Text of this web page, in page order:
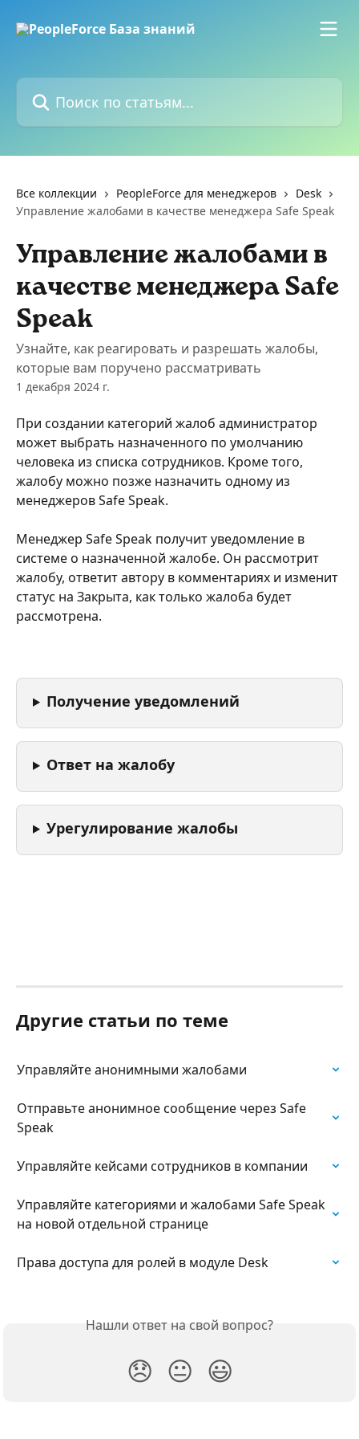
Поиск по статьям...
Все коллекции PeopleForce для менеджеров
Desk
Управление жалобами в качестве менеджера Safe Speak
Управление жалобами в
качестве менеджера Safe
Speak
Узнайте, как реагировать и разрешать жалобы,
которые вам поручено рассматривать
1 декабря 2024 г.
При создании категорий жалоб администратор
может выбрать назначенного по умолчанию
человека из списка сотрудников. Кроме того,
жалобу можно позже назначить одному из
менеджеров Safe Speak.
Менеджер Safe Speak получит уведомление в
системе о назначенной жалобе. Он рассмотрит
жалобу, ответит автору в комментариях и изменит
статус на Закрыта, как только жалоба будет
рассмотрена.
Получение уведомлений
Ответ на жалобу
Урегулирование жалобы
Другие статьи по теме
Управляйте анонимными жалобами
Отправьте анонимное сообщение через Safe
Speak
Управляйте кейсами сотрудников в компании
Управляйте категориями и жалобами Safe Speak
на новой отдельной странице
Права доступа для ролей в модуле Desk
Нашли ответ на свой вопрос?
😞 😐 😃